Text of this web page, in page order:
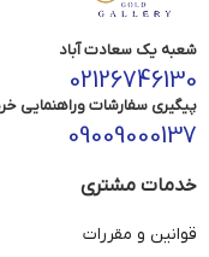
شعبه یک سعادت آباد
02126746130
پیگیری سفارشات وراهنمایی
09009000137
خدمات مشتری
قوانین و مقررات